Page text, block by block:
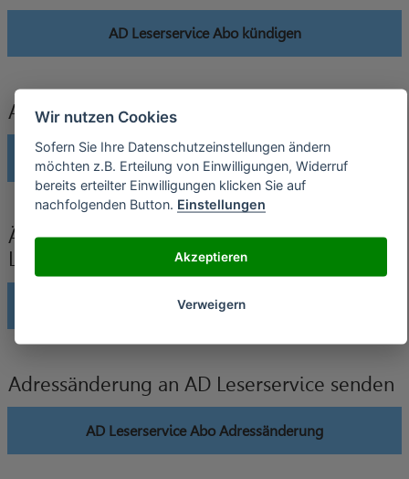
AD Leserservice Abo kündigen
AD Leserservice Verträge widerrufen
AD Leserservice Abo widerrufen
Änderung der Bankverbindung an AD
Leserservice senden
AD Leserservice Abo Änderung Bankverbindung
Adressänderung an AD Leserservice senden
AD Leserservice Abo Adressänderung
Wir nutzen Cookies
Sofern Sie Ihre Datenschutzeinstellungen ändern
möchten z.B. Erteilung von Einwilligungen, Widerruf
bereits erteilter Einwilligungen klicken Sie auf
nachfolgenden Button. Einstellungen
Akzeptieren
Verweigern